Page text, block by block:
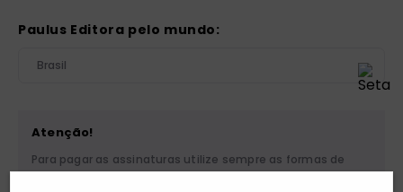
Paulus Editora pelo mundo:
Brasil
Atenção!
Para pagar as assinaturas utilize sempre as formas de